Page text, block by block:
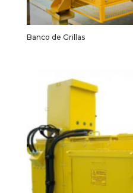
Banco de Grillas